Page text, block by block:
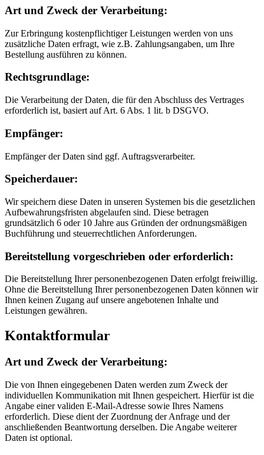
Art und Zweck der Verarbeitung:
Zur Erbringung kostenpflichtiger Leistungen werden von uns
zusätzliche Daten erfragt, wie z.B. Zahlungsangaben, um Ihre
Bestellung ausführen zu können.
Rechtsgrundlage:
Die Verarbeitung der Daten, die für den Abschluss des Vertrages
erforderlich ist, basiert auf Art. 6 Abs. 1 lit. b DSGVO.
Empfänger:
Empfänger der Daten sind ggf. Auftragsverarbeiter.
Speicherdauer:
Wir speichern diese Daten in unseren Systemen bis die gesetzlichen
Aufbewahrungsfristen abgelaufen sind. Diese betragen
grundsätzlich 6 oder 10 Jahre aus Gründen der ordnungsmäßigen
Buchführung und steuerrechtlichen Anforderungen.
Bereitstellung vorgeschrieben oder erforderlich:
Die Bereitstellung Ihrer personenbezogenen Daten erfolgt freiwillig.
Ohne die Bereitstellung Ihrer personenbezogenen Daten können wir
Ihnen keinen Zugang auf unsere angebotenen Inhalte und
Leistungen gewähren.
Kontaktformular
Art und Zweck der Verarbeitung:
Die von Ihnen eingegebenen Daten werden zum Zweck der
individuellen Kommunikation mit Ihnen gespeichert. Hierfür ist die
Angabe einer validen E-Mail-Adresse sowie Ihres Namens
erforderlich. Diese dient der Zuordnung der Anfrage und der
anschließenden Beantwortung derselben. Die Angabe weiterer
Daten ist optional.